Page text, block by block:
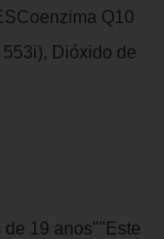
Q10
Dióxido de
19 anos""Este